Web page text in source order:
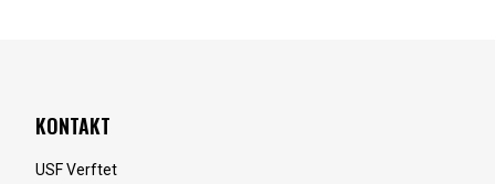
KONTAKT
USF Verftet